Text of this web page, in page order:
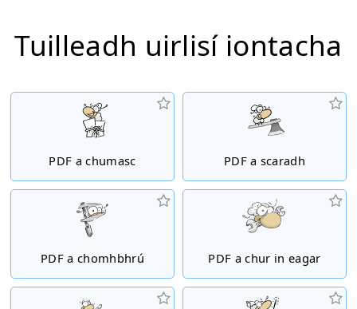
Tuilleadh uirlisí iontacha
PDF a chumasc PDF a scaradh
PDF a chomhbhrú PDF a chur in eagar